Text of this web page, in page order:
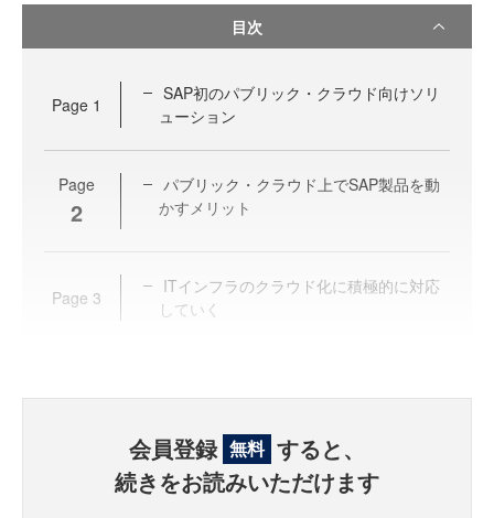
目次
Page 1
SAP初のパブリック・クラウド向けソリ
ューション
Page
2
パブリック・クラウド上でSAP製品を動
かすメリット
Page 3
ITインフラのクラウド化に積極的に対応
していく
会員登録 無料 すると、
続きをお読みいただけます